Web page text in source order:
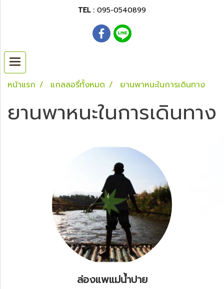
TEL : 095-0540899
หน้าแรก แกลลอรี่ทั้งหมด ยานพาหนะในการเดินทาง
ยานพาหนะในการเดินทาง
ล่องแพแม่น้ำปาย